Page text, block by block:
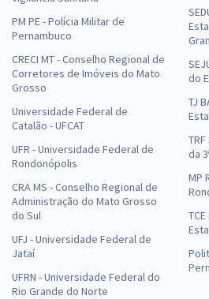
PM PE - Polícia Militar de
Pernambuco
CRECI MT - Conselho Regional de
Corretores de Imóveis do Mato
Grosso
Universidade Federal de
Catalão - UFCAT
UFR - Universidade Federal de
Rondonópolis
CRA MS - Conselho Regional de
Administração do Mato Grosso
do Sul
UFJ - Universidade Federal de
Jataí
UFRN - Universidade Federal do
Rio Grande do Norte
do
TJ
da
MP